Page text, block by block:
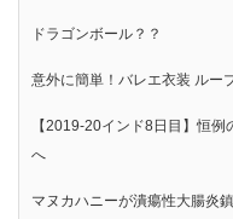
ドラゴンボール？？
意外に簡単！バレエ衣装 ルー
【2019-20インド8日目】恒
へ
マヌカハニーが潰瘍性大腸炎